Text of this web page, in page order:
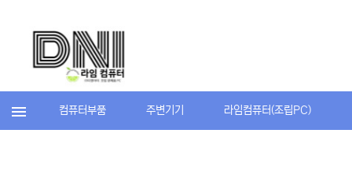
컴퓨터부품 주변기기 라임컴퓨터(조립PC)